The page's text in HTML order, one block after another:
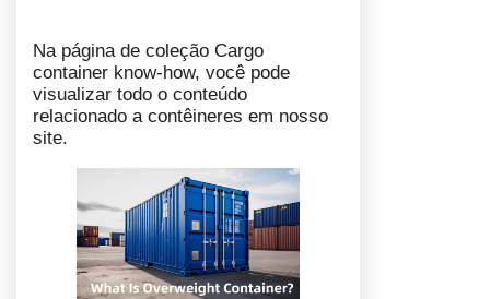
Na página de coleção Cargo
container know-how, você pode
visualizar todo o conteúdo
relacionado a contêineres em nosso
site.